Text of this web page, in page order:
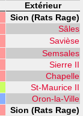
Extérieur
Sion (Rats Rage)
Sâles
Savièse
Semsales
Sierre II
Chapelle
St-Maurice II
Oron-la-Ville
Sion (Rats Rage)